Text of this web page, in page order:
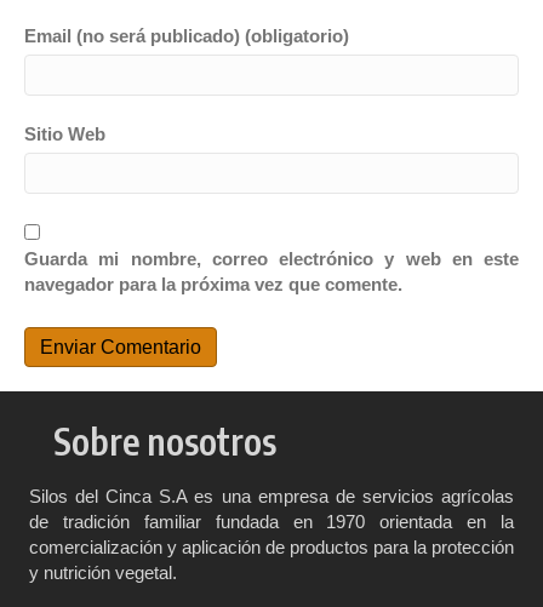
Email (no será publicado) (obligatorio)
Sitio Web
Guarda mi nombre, correo electrónico y web en este
navegador para la próxima vez que comente.
Sobre nosotros
Silos del Cinca S.A es una empresa de servicios agrícolas
de tradición familiar fundada en 1970 orientada en la
comercialización y aplicación de productos para la protección
y nutrición vegetal.